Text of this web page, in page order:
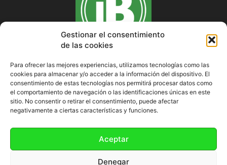
Gestionar el consentimiento
de las cookies
Para ofrecer las mejores experiencias, utilizamos tecnologías como las
cookies para almacenar y/o acceder a la información del dispositivo. El
consentimiento de estas tecnologías nos permitirá procesar datos como
el comportamiento de navegación o las identificaciones únicas en este
sitio. No consentir o retirar el consentimiento, puede afectar
negativamente a ciertas características y funciones.
Aceptar
Denegar
SOBRE NOSOTROS